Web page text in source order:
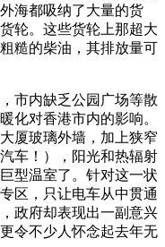
海都吸纳了大量的货
轮。这些货轮上那超大
糙的柴油，其排放量可
市内缺乏公园广场等散
化对香港市内的影响。
厦玻璃外墙，加上狭窄
车！），阳光和热辐射
型温室了。针对这一状
区，只让电车从中贯通
政府却表现出一副意兴
令不少人怀念起去年无